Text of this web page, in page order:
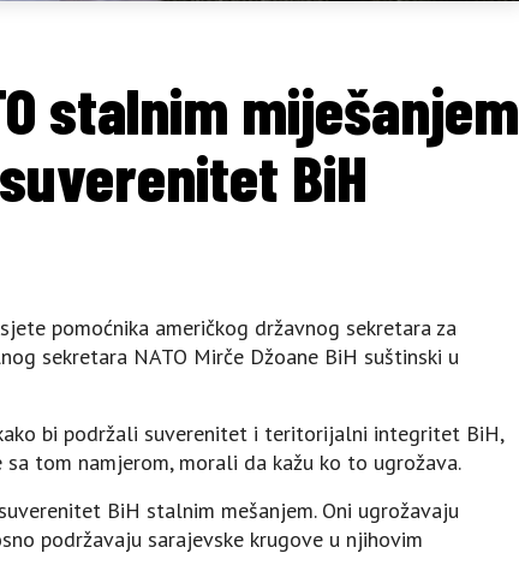
stalnim miješanjem
BiH
pomoćnika američkog državnog sekretara za
sekretara NATO Mirče Džoane BiH suštinski u
bi podržali suverenitet i teritorijalni integritet BiH,
tom namjerom, morali da kažu ko to ugrožava.
BiH stalnim mešanjem. Oni ugrožavaju
podržavaju sarajevske krugove u njihovim